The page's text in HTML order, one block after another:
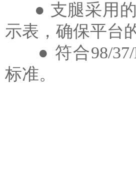
● 支腿采用的
示表，确保平台
● 符合98/37/
标准。